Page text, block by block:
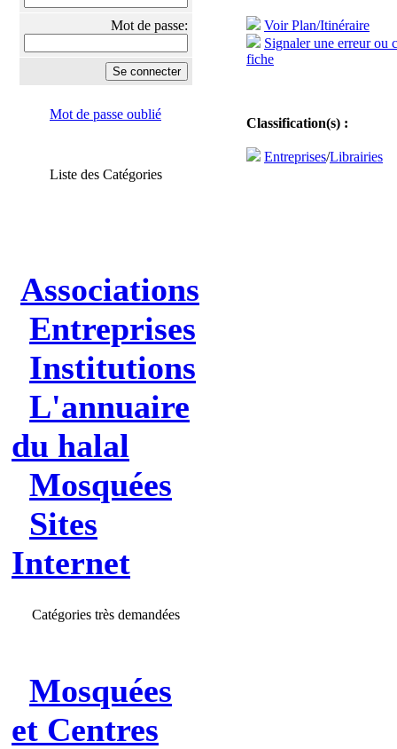
Mot de passe:
Mot de passe oublié
Liste des Catégories
Associations
Entreprises
Institutions
L'annuaire
du halal
Mosquées
Sites
Internet
Catégories très demandées
Mosquées
et Centres
Voir Plan/Itinéraire
Signaler une erreur ou
fiche
Classification(s) :
Entreprises/Librairies